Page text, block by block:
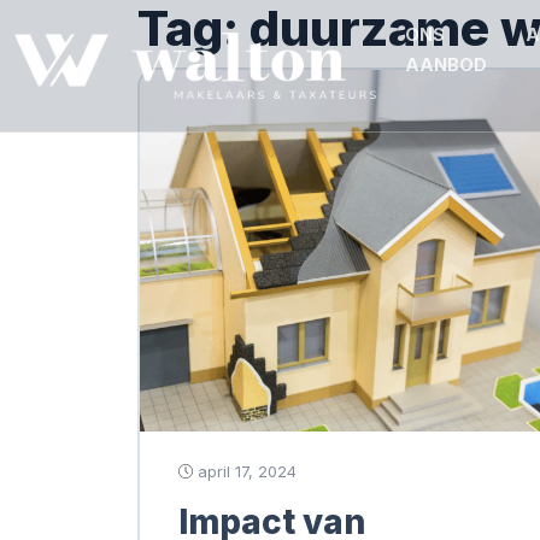
ONS
AANBOD
Tag: duurzame
april 17, 2024
Impact van